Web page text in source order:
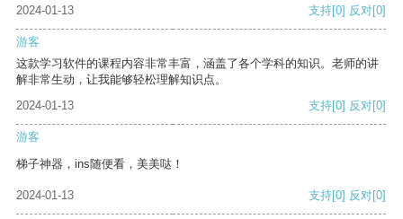
2024-01-13
支持[0] 反对[0]
游客
这款学习软件的课程内容非常丰富，涵盖了各个学科的知识。老师的讲
解非常生动，让我能够轻松理解知识点。
2024-01-13
支持[0] 反对[0]
游客
梯子神器，ins随便看，美美哒！
2024-01-13 支持[0] 反对[0]